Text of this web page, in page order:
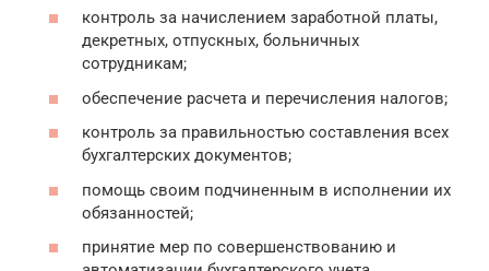
контроль за начислением заработной платы,
декретных, отпускных, больничных
сотрудникам;
обеспечение расчета и перечисления налогов;
контроль за правильностью составления всех
бухгалтерских документов;
помощь своим подчиненным в исполнении их
обязанностей;
принятие мер по совершенствованию и